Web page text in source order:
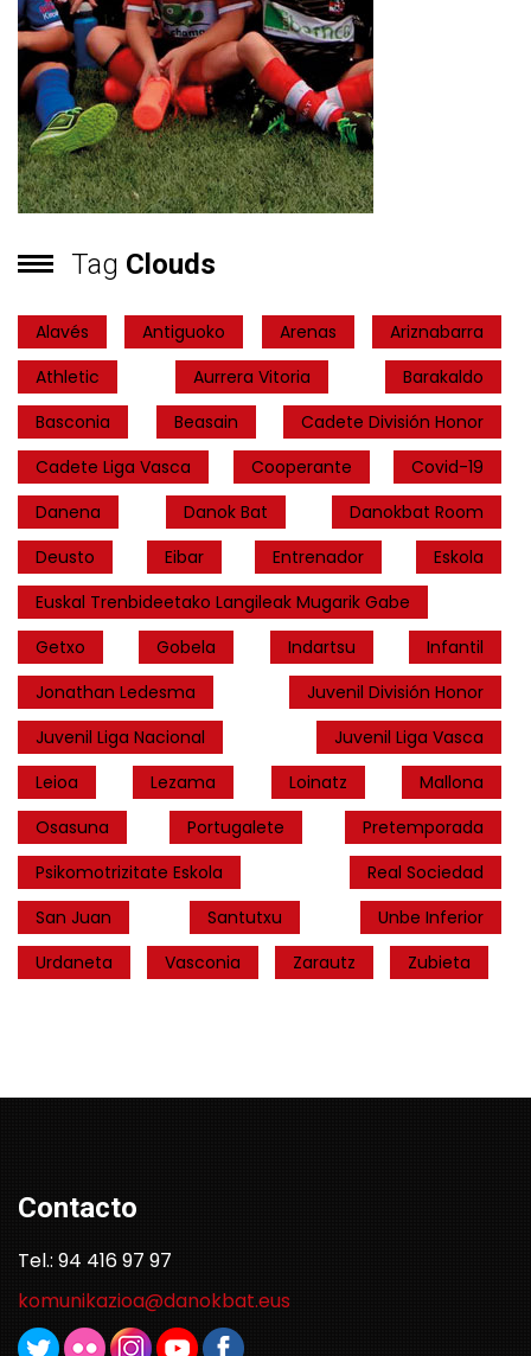
Tag Clouds
Alavés Antiguoko Arenas
Ariznabarra
Athletic
Aurrera Vitoria
Barakaldo
Basconia
Beasain
Cadete División Honor
Cadete Liga Vasca
Cooperante
Covid-19
Danena
Danok Bat
Danokbat Room
Deusto
Eibar Entrenador
Eskola
Euskal Trenbideetako Langileak Mugarik Gabe
Getxo
Gobela Indartsu
Infantil
Jonathan Ledesma
Juvenil División Honor
Juvenil Liga Nacional
Juvenil Liga Vasca
Leioa
Lezama Loinatz
Mallona
Osasuna
Portugalete
Pretemporada
Psikomotrizitate Eskola
Real Sociedad
San Juan
Santutxu
Unbe Inferior
Urdaneta
Vasconia Zarautz Zubieta
Contacto
Tel.: 94 416 97 97
komunikazioa@danokbat.eus